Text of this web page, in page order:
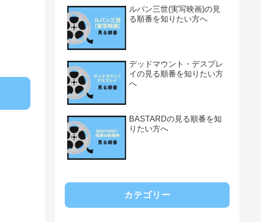
ルパン三世(実写映画)の見
る順番を知りたい方へ
デッドマウント・デスプレ
イの見る順番を知りたい方
へ
BASTARDの見る順番を知
りたい方へ
カテゴリー